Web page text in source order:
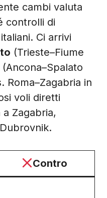
cambi valuta
controlli di
Ci arrivi
(Trieste–Fiume
(Ancona–Spalato
Roma–Zagabria in
voli diretti
a Zagabria,
Contro